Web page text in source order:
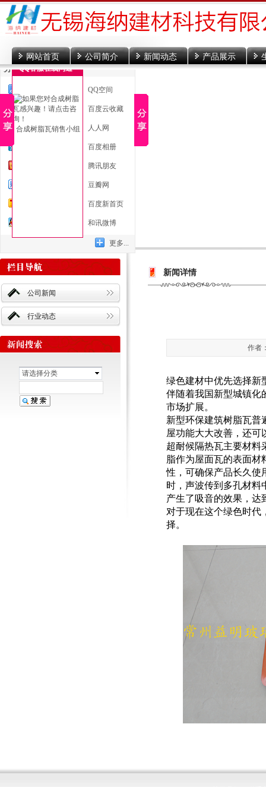
网站首页 公司简介 新闻动态 产品展示
新闻详情
公司新闻
行业动态
请选择分类
作者
绿色建材中优先选择新
伴随着我国新型城镇化
市场扩展。
新型环保建筑树脂瓦普
屋功能大大改善，还可
超耐候隔热瓦主要材料
脂作为屋面瓦的表面
性，可确保产品长久使
时，声波传到多孔材料
产生了吸音的效果，达
对于现在这个绿色时代
择。
分享到
QQ空间
新浪微博 百度云收藏
微信 人人网
百度相册
腾讯朋友
豆瓣网
百度新首页
和讯微博
更多...
QQ客服在线沟通
合成树脂瓦销售小组